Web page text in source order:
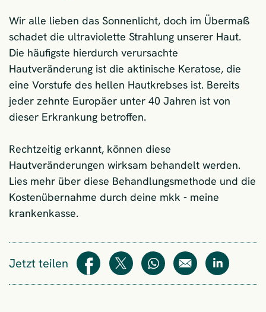
Wir alle lieben das Sonnenlicht, doch im Übermaß
schadet die ultraviolette Strahlung unserer Haut.
Die häufigste hierdurch verursachte
Hautveränderung ist die aktinische Keratose, die
eine Vorstufe des hellen Hautkrebses ist. Bereits
jeder zehnte Europäer unter 40 Jahren ist von
dieser Erkrankung betroffen.
Rechtzeitig erkannt, können diese
Hautveränderungen wirksam behandelt werden.
Lies mehr über diese Behandlungsmethode und die
Kostenübernahme durch deine mkk - meine
krankenkasse.
Jetzt teilen Teilen Teilen WhatsAppE-Mail Teilen